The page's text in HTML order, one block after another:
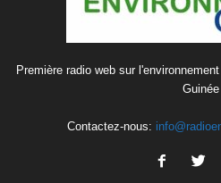
Première radio web sur
Guinée
Contactez-nous: